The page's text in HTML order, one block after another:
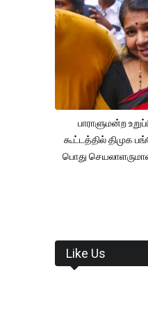
பாராளுமன்ற
கூட்டத்தில் திமுக
பொது
Like Us